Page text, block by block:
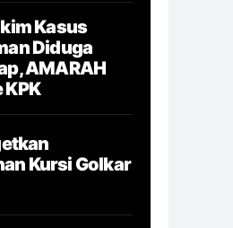
Kasus
Diduga
AMARAH
KPK
Kursi Golkar